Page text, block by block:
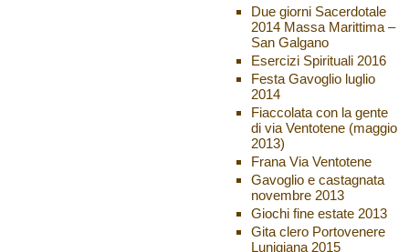
Due giorni Sacerdotale
2014 Massa Marittima –
San Galgano
Esercizi Spirituali 2016
Festa Gavoglio luglio
2014
Fiaccolata con la gente
di via Ventotene (maggio
2013)
Frana Via Ventotene
Gavoglio e castagnata
novembre 2013
Giochi fine estate 2013
Gita clero Portovenere
Lunigiana 2015